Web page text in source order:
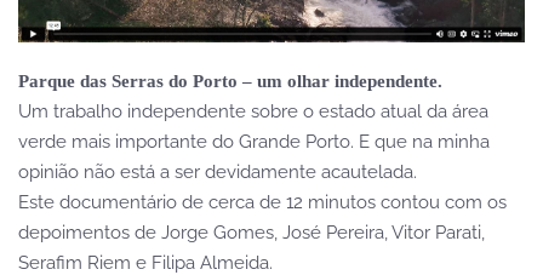
Parque das Serras do Porto – um olhar independente.
Um trabalho independente sobre o estado atual da área
verde mais importante do Grande Porto. E que na minha
opinião não está a ser devidamente acautelada.
Este documentário de cerca de 12 minutos contou com os
depoimentos de Jorge Gomes, José Pereira, Vitor Parati,
Serafim Riem e Filipa Almeida.